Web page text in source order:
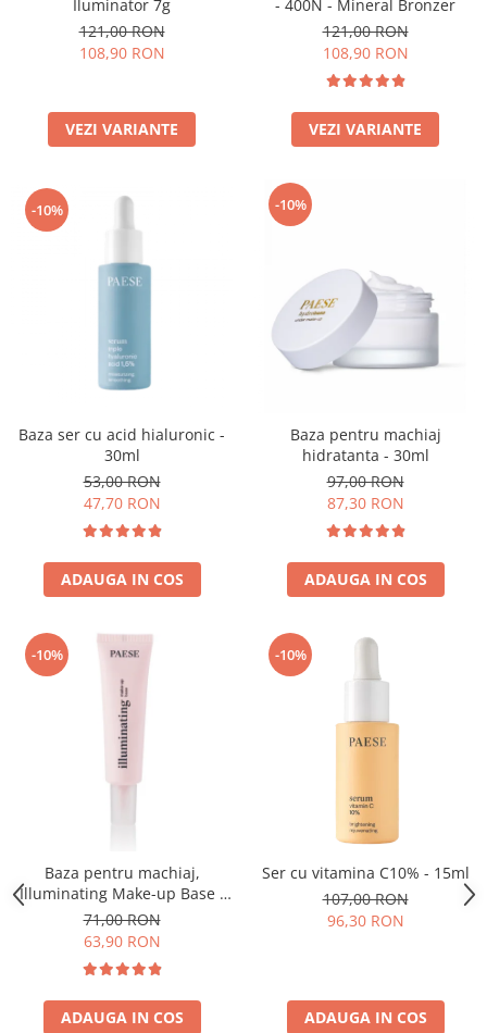
Iluminator 7g
121,00 RON
108,90 RON
VEZI VARIANTE
- 400N - Mineral Bronzer
121,00 RON
108,90 RON
VEZI VARIANTE
-10%
Baza ser cu acid hialuronic -
30ml
53,00 RON
47,70 RON
ADAUGA IN COS
-10%
Baza pentru machiaj
hidratanta - 30ml
97,00 RON
87,30 RON
ADAUGA IN COS
-10%
Baza pentru machiaj,
Illuminating Make-up Base -
30ml
71,00 RON
63,90 RON
ADAUGA IN COS
-10%
Ser cu vitamina C10% - 15ml
107,00 RON
96,30 RON
ADAUGA IN COS